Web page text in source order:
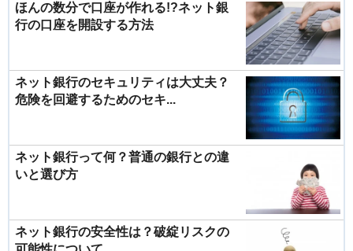
ほんの数分で口座が作れる!?ネット銀
行の口座を開設する方法
ネット銀行のセキュリティは大丈夫？
危険を回避するためのセキ...
ネット銀行って何？普通の銀行との違
いと選び方
ネット銀行の安全性は？破綻リスクの